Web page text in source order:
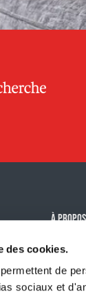
des cookies.
de
sociaux et
À PROPOS
Mission
Histoire
Équipe